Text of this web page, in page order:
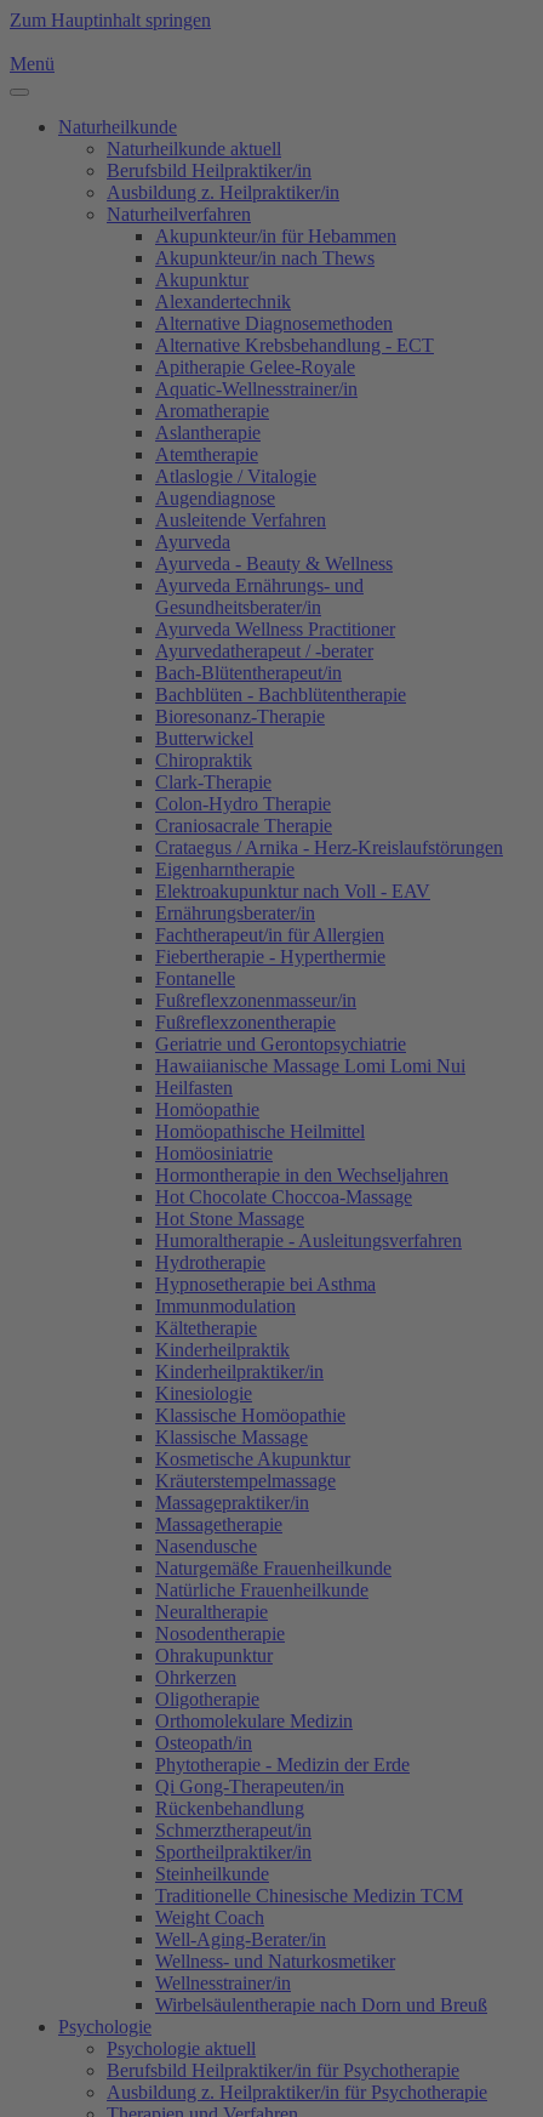
Zum Hauptinhalt springen
Menü
Naturheilkunde
Naturheilkunde aktuell
Berufsbild Heilpraktiker/in
Ausbildung z. Heilpraktiker/in
Naturheilverfahren
Akupunkteur/in für Hebammen
Akupunkteur/in nach Thews
Akupunktur
Alexandertechnik
Alternative Diagnosemethoden
Alternative Krebsbehandlung - ECT
Apitherapie Gelee-Royale
Aquatic-Wellnesstrainer/in
Aromatherapie
Aslantherapie
Atemtherapie
Atlaslogie / Vitalogie
Augendiagnose
Ausleitende Verfahren
Ayurveda
Ayurveda - Beauty & Wellness
Ayurveda Ernährungs- und
Gesundheitsberater/in
Ayurveda Wellness Practitioner
Ayurvedatherapeut / -berater
Bach-Blütentherapeut/in
Bachblüten - Bachblütentherapie
Bioresonanz-Therapie
Butterwickel
Chiropraktik
Clark-Therapie
Colon-Hydro Therapie
Craniosacrale Therapie
Crataegus / Arnika - Herz-Kreislaufstörungen
Eigenharntherapie
Elektroakupunktur nach Voll - EAV
Ernährungsberater/in
Fachtherapeut/in für Allergien
Fiebertherapie - Hyperthermie
Fontanelle
Fußreflexzonenmasseur/in
Fußreflexzonentherapie
Geriatrie und Gerontopsychiatrie
Hawaiianische Massage Lomi Lomi Nui
Heilfasten
Homöopathie
Homöopathische Heilmittel
Homöosiniatrie
Hormontherapie in den Wechseljahren
Hot Chocolate Choccoa-Massage
Hot Stone Massage
Humoraltherapie - Ausleitungsverfahren
Hydrotherapie
Hypnosetherapie bei Asthma
Immunmodulation
Kältetherapie
Kinderheilpraktik
Kinderheilpraktiker/in
Kinesiologie
Klassische Homöopathie
Klassische Massage
Kosmetische Akupunktur
Kräuterstempelmassage
Massagepraktiker/in
Massagetherapie
Nasendusche
Naturgemäße Frauenheilkunde
Natürliche Frauenheilkunde
Neuraltherapie
Nosodentherapie
Ohrakupunktur
Ohrkerzen
Oligotherapie
Orthomolekulare Medizin
Osteopath/in
Phytotherapie - Medizin der Erde
Qi Gong-Therapeuten/in
Rückenbehandlung
Schmerztherapeut/in
Sportheilpraktiker/in
Steinheilkunde
Traditionelle Chinesische Medizin TCM
Weight Coach
Well-Aging-Berater/in
Wellness- und Naturkosmetiker
Wellnesstrainer/in
Wirbelsäulentherapie nach Dorn und Breuß
Psychologie
Psychologie aktuell
Berufsbild Heilpraktiker/in für Psychotherapie
Ausbildung z. Heilpraktiker/in für Psychotherapie